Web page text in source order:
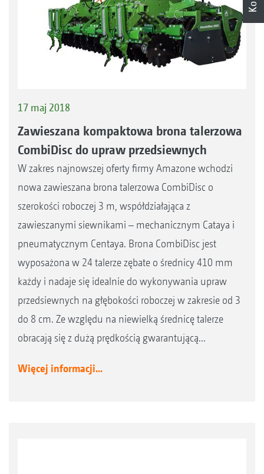
17 maj 2018
Zawieszana kompaktowa brona talerzowa
CombiDisc do upraw przedsiewnych
W zakres najnowszej oferty firmy Amazone wchodzi
nowa zawieszana brona talerzowa CombiDisc o
szerokości roboczej 3 m, współdziałająca z
zawieszanymi siewnikami – mechanicznym Cataya i
pneumatycznym Centaya. Brona CombiDisc jest
wyposażona w 24 talerze zębate o średnicy 410 mm
każdy i nadaje się idealnie do wykonywania upraw
przedsiewnych na głębokości roboczej w zakresie od 3
do 8 cm. Ze względu na niewielką średnicę talerze
obracają się z dużą prędkością gwarantującą...
Więcej informacji...